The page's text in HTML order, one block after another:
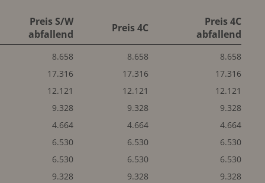
Preis S/W
abfallend
Preis 4C
Preis 4C
abfallend
8.658 8.658
8.658
17.316 17.316
17.316
12.121 12.121
12.121
9.328 9.328
9.328
4.664 4.664
4.664
6.530 6.530
6.530
6.530 6.530
6.530
9.328 9.328
9.328